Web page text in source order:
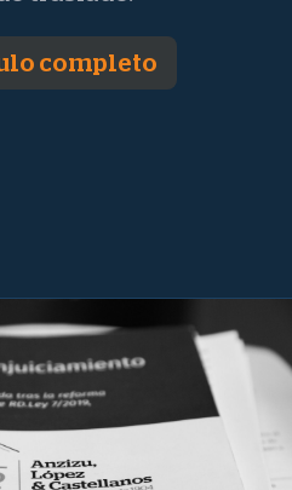
completo